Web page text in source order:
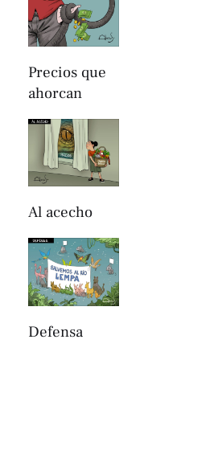
Precios que
ahorcan
Al acecho
Defensa